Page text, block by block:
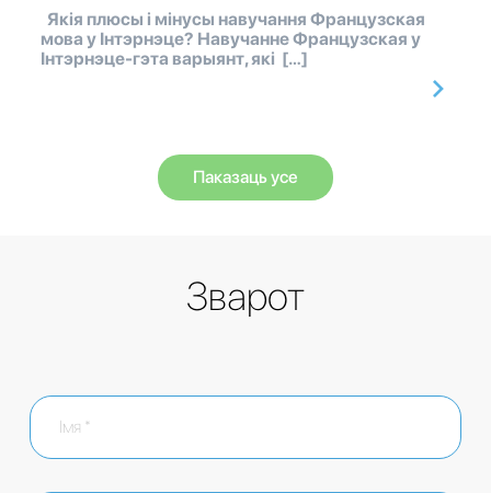
Якія плюсы і мінусы навучання Французская
мова у Інтэрнэце? Навучанне Французская у
Інтэрнэце-гэта варыянт, які […]
Паказаць усе
Зварот